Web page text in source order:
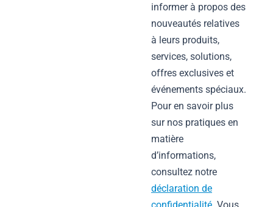
informer à propos des
nouveautés relatives
à leurs produits,
services, solutions,
offres exclusives et
événements spéciaux.
Pour en savoir plus
sur nos pratiques en
matière
d’informations,
consultez notre
déclaration de